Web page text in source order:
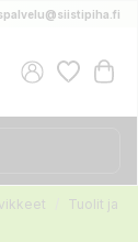
Tuolit ja